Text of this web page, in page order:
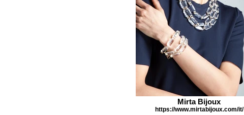
Mirta Bijoux
https://www.mirtabijoux.com/it/